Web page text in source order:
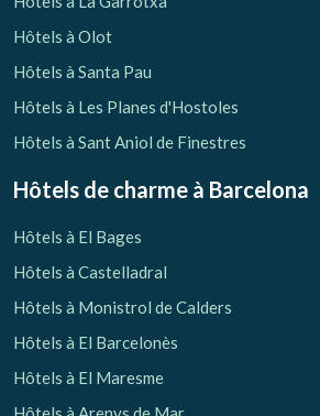
Hôtels à Olot
Hôtels à Santa Pau
Hôtels à Les Planes d'Hostoles
Hôtels à Sant Aniol de Finestres
Hôtels de charme à Barcelona
Hôtels à El Bages
Hôtels à Castelladral
Hôtels à Monistrol de Calders
Hôtels à El Barcelonès
Hôtels à El Maresme